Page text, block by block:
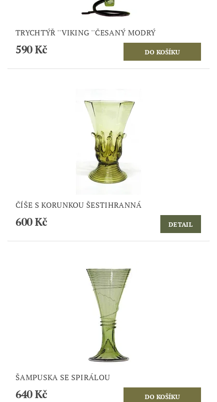
TRYCHTÝŘ ''VIKING ''ČESANÝ MODRÝ
590 Kč
ČÍŠE S KORUNKOU ŠESTIHRANNÁ
600 Kč DETAIL
ŠAMPUSKA SE SPIRÁLOU
640 Kč